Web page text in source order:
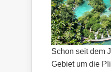
Schon seit dem
Gebiet um die